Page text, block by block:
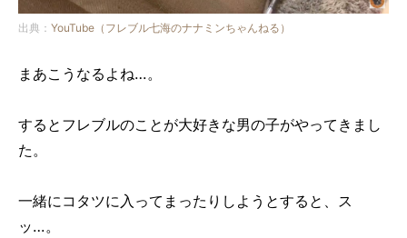
出典： YouTube（フレブル七海のナナミンちゃんねる）
まあこうなるよね…。
するとフレブルのことが大好きな男の子がやってきまし
た。
一緒にコタツに入ってまったりしようとすると、ス
ッ…。